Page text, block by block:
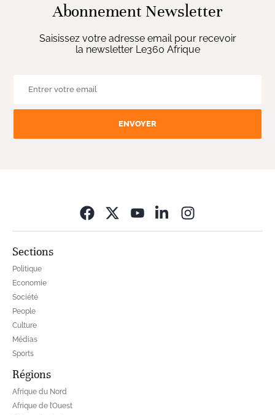
Abonnement Newsletter
Saisissez votre adresse email pour recevoir
la newsletter Le360 Afrique
ENVOYER
Sections
Politique
Economie
Société
People
Culture
Médias
Sports
Régions
Afrique du Nord
Afrique de l’Ouest